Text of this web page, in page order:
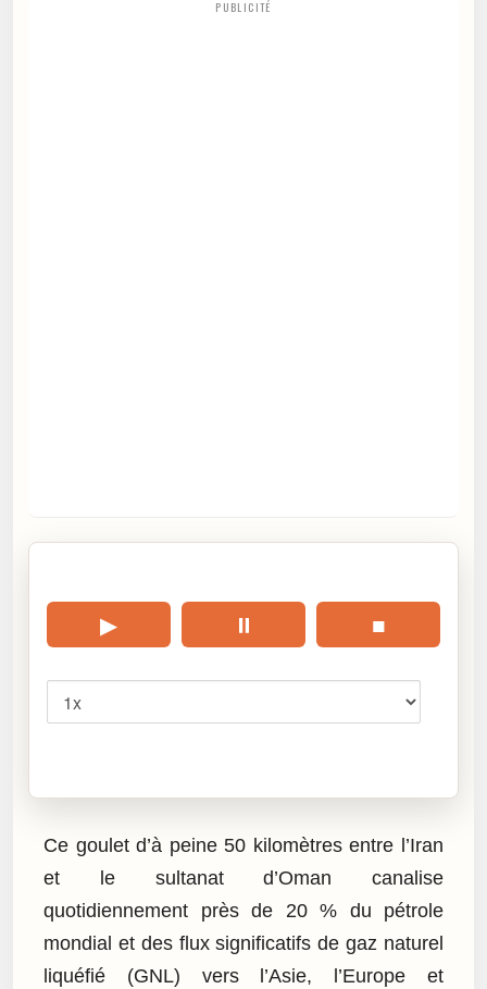
PUBLICITÉ
▶ ⏸ ■
Ce goulet d’à peine 50 kilomètres entre l’Iran
et le sultanat d’Oman canalise
quotidiennement près de 20 % du pétrole
mondial et des flux significatifs de gaz naturel
liquéfié (GNL) vers l’Asie, l’Europe et